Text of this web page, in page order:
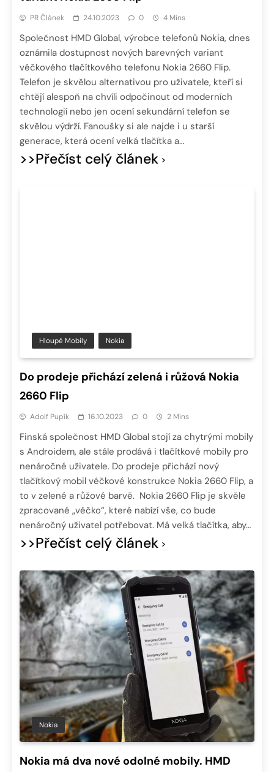
PR Článek 24.10.2023 0 4 Mins
Společnost HMD Global, výrobce telefonů Nokia, dnes
oznámila dostupnost nových barevných variant
véčkového tlačítkového telefonu Nokia 2660 Flip.
Telefon je skvělou alternativou pro uživatele, kteří si
chtějí alespoň na chvíli odpočinout od moderních
technologií nebo jen ocení sekundární telefon se
skvělou výdrží. Fanoušky si ale najde i u starší
generace, která ocení velká tlačítka a…
>>Přečíst celý článek
Hloupé Mobily Nokia
Do prodeje přichází zelená i růžová Nokia
2660 Flip
Adolf Pupík 16.10.2023 0 2 Mins
Finská společnost HMD Global stojí za chytrými mobily
s Androidem, ale stále prodává i tlačítkové mobily pro
nenáročné uživatele. Do prodeje přichází nový
tlačítkový mobil véčkové konstrukce Nokia 2660 Flip, a
to v zelené a růžové barvě. Nokia 2660 Flip je skvěle
zpracované „véčko“, které nabízí vše, co bude
nenáročný uživatel potřebovat. Má velká tlačítka, aby…
>>Přečíst celý článek
Nokia
Nokia má dva nové odolné mobily. HMD